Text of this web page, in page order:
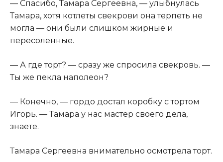
— Спасибо, Тамара Сергеевна, — улыбнулась
Тамара, хотя котлеты свекрови она терпеть не
могла — они были слишком жирные и
пересоленные.
— А где торт? — сразу же спросила свекровь. —
Ты же пекла наполеон?
— Конечно, — гордо достал коробку с тортом
Игорь. — Тамара у нас мастер своего дела,
знаете.
Тамара Сергеевна внимательно осмотрела торт.